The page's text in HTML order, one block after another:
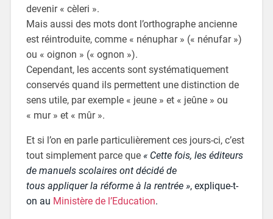
devenir « cèleri ».
Mais aussi des mots dont l’orthographe ancienne
est réintroduite, comme « nénuphar » (« nénufar »)
ou « oignon » (« ognon »).
Cependant, les accents sont systématiquement
conservés quand ils permettent une distinction de
sens utile, par exemple « jeune » et « jeûne » ou
« mur » et « mûr ».
Et si l’on en parle particulièrement ces jours-ci, c’est
tout simplement parce que« Cette fois, les éditeurs
de manuels scolaires ont décidé de
tous appliquer la réforme à la rentrée », explique-t-
on au Ministère de l’Education.